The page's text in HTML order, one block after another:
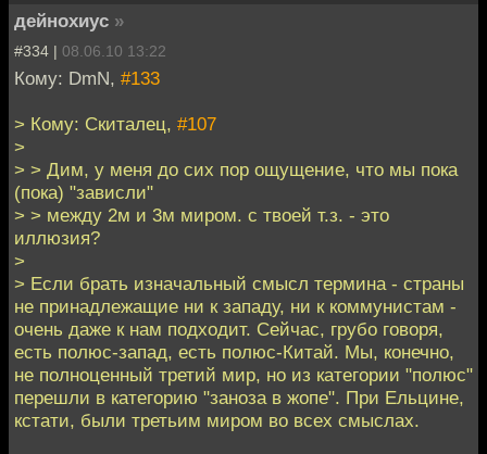
дейнохиус »
#334 | 08.06.10 13:22
Кому: DmN, #133
> Кому: Скиталец, #107
>
> > Дим, у меня до сих пор ощущение, что мы пока
(пока) "зависли"
> > между 2м и 3м миром. с твоей т.з. - это
иллюзия?
>
> Если брать изначальный смысл термина - страны
не принадлежащие ни к западу, ни к коммунистам -
очень даже к нам подходит. Сейчас, грубо говоря,
есть полюс-запад, есть полюс-Китай. Мы, конечно,
не полноценный третий мир, но из категории "полюс"
перешли в категорию "заноза в жопе". При Ельцине,
кстати, были третьим миром во всех смыслах.